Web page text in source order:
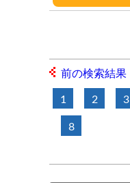
前の検索結果
1 2 3
8